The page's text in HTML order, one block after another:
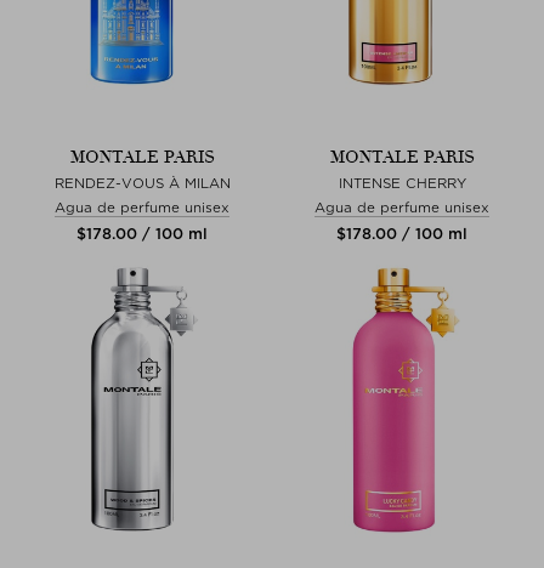
MONTALE PARIS
RENDEZ-VOUS À MILAN
Agua de perfume unisex
$‌178.00 / 100 ml
MONTALE PARIS
INTENSE CHERRY
Agua de perfume unisex
$‌178.00 / 100 ml